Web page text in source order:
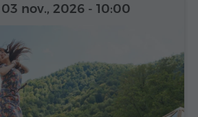
nov., 2026 - 10:00